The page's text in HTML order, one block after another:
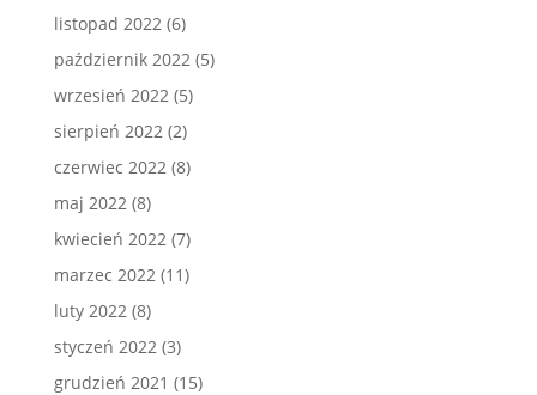
listopad 2022 (6)
październik 2022 (5)
wrzesień 2022 (5)
sierpień 2022 (2)
czerwiec 2022 (8)
maj 2022 (8)
kwiecień 2022 (7)
marzec 2022 (11)
luty 2022 (8)
styczeń 2022 (3)
grudzień 2021 (15)